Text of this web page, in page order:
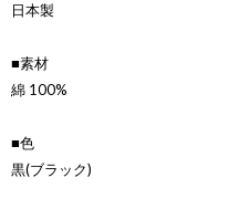
日本製
■素材
綿 100%
■色
黒(ブラック)